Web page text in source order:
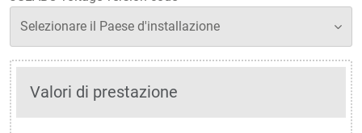
Valori di prestazione